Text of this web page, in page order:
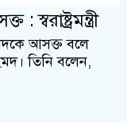
স্বরাষ্ট্রমন্ত্রী
আসক্ত বলে
তিনি বলেন,